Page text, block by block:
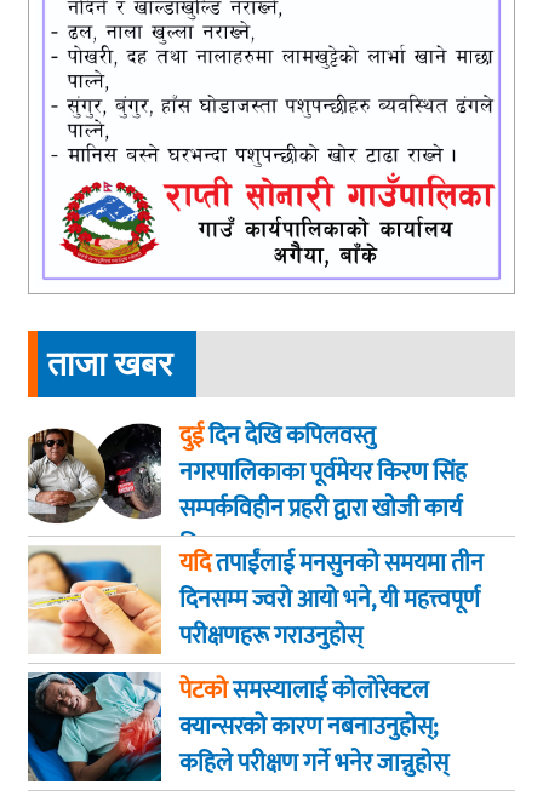
ताजा खबर
दुईदिन देखि कपिलवस्तु
नगरपालिकाका पूर्वमेयर किरण सिंह
सम्पर्कविहीन प्रहरी द्वारा खाेजी कार्य
तिब्रता
यदितपाईंलाई मनसुनको समयमा तीन
दिनसम्म ज्वरो आयो भने, यी महत्त्वपूर्ण
परीक्षणहरू गराउनुहोस्
पेटकोसमस्यालाई कोलोरेक्टल
क्यान्सरको कारण नबनाउनुहोस्;
कहिले परीक्षण गर्ने भनेर जान्नुहोस्